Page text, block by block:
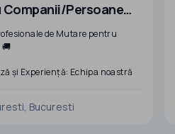
Persoane
Tranzitia Ta
Eficientă!
de Mutare pentru
și Experiență: Echipa noastră
și este dedicată asigurării unei
probleme pentru dvs.
Bucuresti